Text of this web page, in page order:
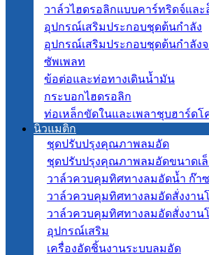
วาล์วไฮดรอลิกแบบคาร์ทริดจ์และ
อุปกรณ์เสริมประกอบชุดต้นกำลัง
อุปกรณ์เสริมประกอบชุดต้นกำลัง
ซัพเพลท
ข้อต่อและท่อทางเดินน้ำมัน
กระบอกไฮดรอลิก
ท่อเหล็กขัดในและเพลาชุบฮาร์ดโ
นิวแมติก
ชุดปรับปรุงคุณภาพลมอัด
ชุดปรับปรุงคุณภาพลมอัดขนาดเ
วาล์วควบคุมทิศทางลมอัดน้ำ ก๊า
วาล์วควบคุมทิศทางลมอัดสั่งงาน
วาล์วควบคุมทิศทางลมอัดสั่งงาน
อุปกรณ์เสริม
เครื่องอัดชิ้นงานระบบลมอัด